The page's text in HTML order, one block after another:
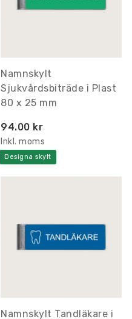
Namnskylt
Sjukvårdsbiträde i Plast
80 x 25 mm
94.00 kr
Inkl. moms
Designa skylt
Namnskylt Tandläkare i